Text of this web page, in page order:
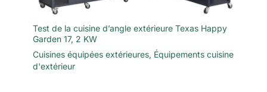
Test de la cuisine d’angle extérieure Texas Happy
Garden 17, 2 KW
Cuisines équipées extérieures, Équipements cuisine
d'extérieur